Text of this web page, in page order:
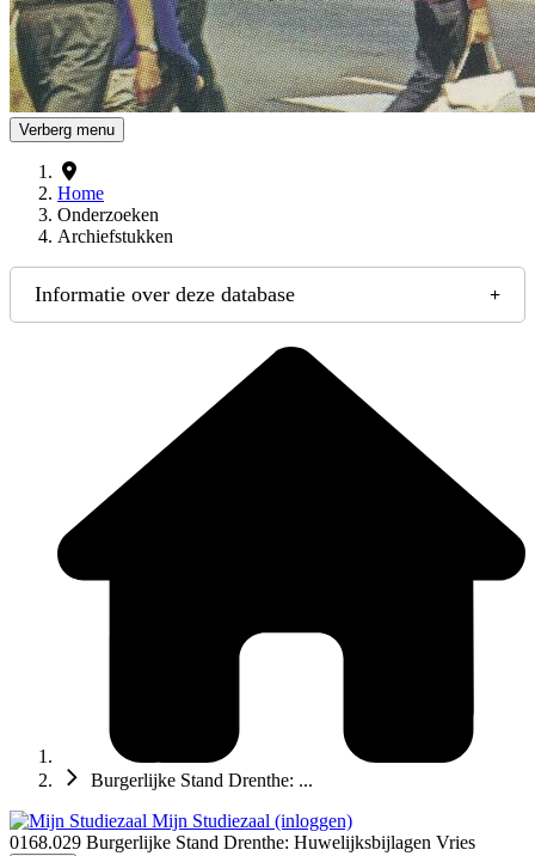
Verberg menu
Home
Onderzoeken
Archiefstukken
Informatie over deze database
Burgerlijke Stand Drenthe: ...
Mijn Studiezaal (inloggen)
0168.029 Burgerlijke Stand Drenthe: Huwelijksbijlagen Vries